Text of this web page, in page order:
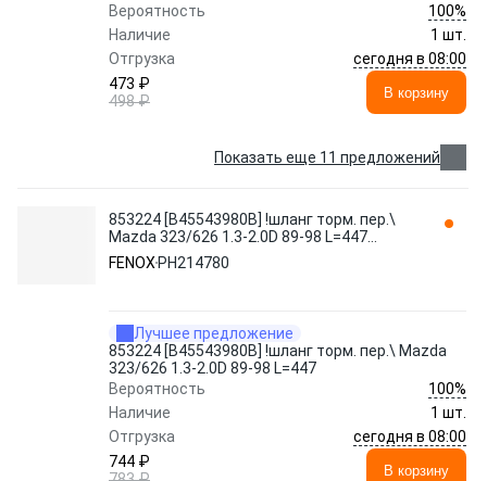
Вероятность
100%
Наличие
1 шт.
Отгрузка
сегодня в 08:00
473 ₽
498 ₽
В корзину
Показать еще 11 предложений
853224 [B45543980B] !шланг торм. пер.\
Mazda 323/626 1.3-2.0D 89-98 L=447
PH214780 FENOX
FENOX PH214780
Лучшее предложение
853224 [B45543980B] !шланг торм. пер.\ Mazda
323/626 1.3-2.0D 89-98 L=447
Вероятность
100%
Наличие
1 шт.
Отгрузка
сегодня в 08:00
744 ₽
В корзину